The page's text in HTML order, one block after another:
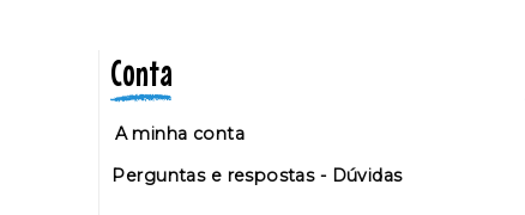
Conta
A minha conta
Perguntas e respostas - Dúvidas